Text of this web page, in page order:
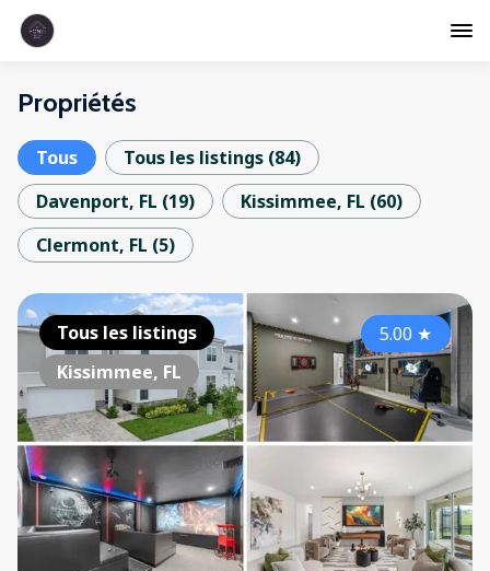
Propriétés
Tous Tous les listings (84)
Davenport, FL (19) Kissimmee, FL (60)
Clermont, FL (5)
Tous les listings
Kissimmee, FL
5.00 ★